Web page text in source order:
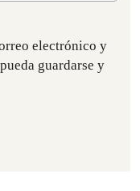
electrónico y
guardarse y